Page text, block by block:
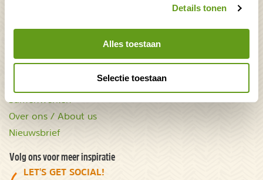
Details tonen
Alles toestaan
Selectie toestaan
Groepsaccommodaties
NatureScanner
Over ons / About us
Nieuwsbrief
Volg ons voor meer inspiratie
LET'S GET SOCIAL!